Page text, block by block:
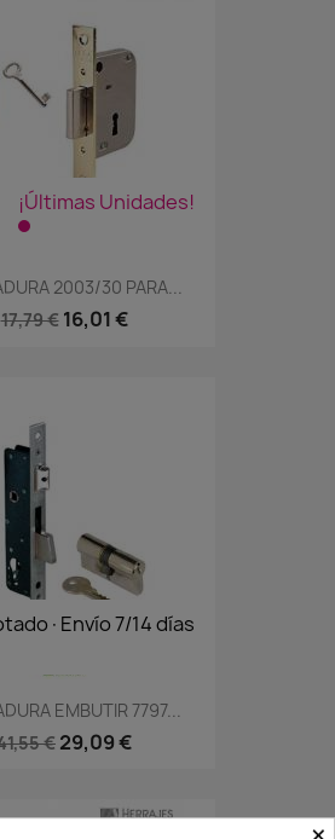
¡Últimas Unidades!
2003/30 PARA...
17,79 € 16,01 €
7/14 días
EMBUTIR 7797...
€ 29,09 €